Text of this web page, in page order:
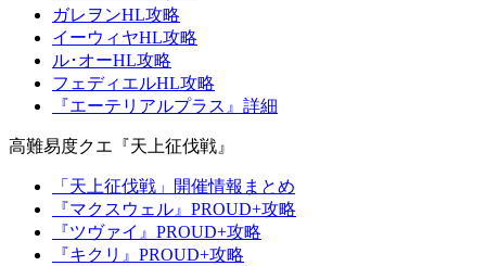
ガレヲンHL攻略
イーウィヤHL攻略
ル･オーHL攻略
フェディエルHL攻略
『エーテリアルプラス』詳細
高難易度クエ『天上征伐戦』
「天上征伐戦」開催情報まとめ
『マクスウェル』PROUD+攻略
『ツヴァイ』PROUD+攻略
『キクリ』PROUD+攻略